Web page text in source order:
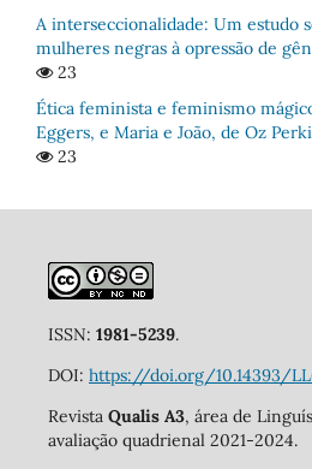
A interseccionalidade: Um estudo
mulheres negras à opressão de
23
Ética feminista e feminismo
Eggers, e Maria e João, de Oz
23
ISSN: 1981-5239.
DOI: https://doi.org/10.14393/
Revista Qualis A3, área de
avaliação quadrienal 2021-2024.